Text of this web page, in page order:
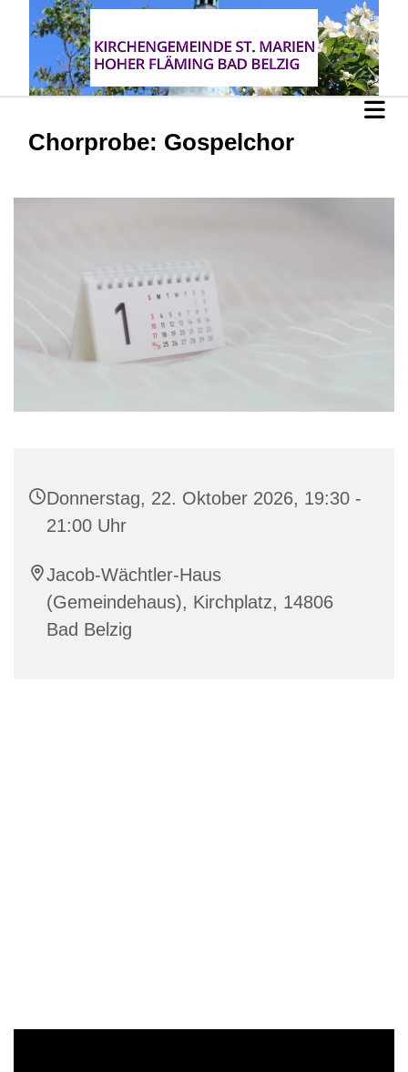
Chorprobe: Gospelchor
Donnerstag, 22. Oktober 2026, 19:30 -
21:00 Uhr
Jacob-Wächtler-Haus
(Gemeindehaus), Kirchplatz, 14806
Bad Belzig